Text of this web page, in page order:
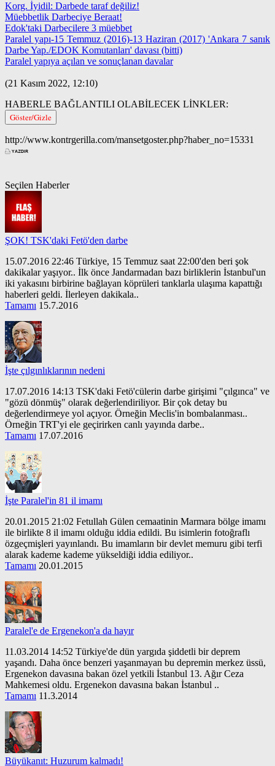
Korg. İyidil: Darbede taraf değiliz!
Müebbetlik Darbeciye Beraat!
Edok'taki Darbecilere 3 müebbet
Paralel yapı-15 Temmuz (2016)-13 Haziran (2017) 'Ankara 7 sanık
Darbe Yap./EDOK Komutanları' davası (bitti)
Paralel yapıya açılan ve sonuçlanan davalar
(21 Kasım 2022, 12:10)
HABERLE BAĞLANTILI OLABİLECEK LİNKLER:
Göster/Gizle
http://www.kontrgerilla.com/mansetgoster.php?haber_no=15331
Seçilen Haberler
ŞOK! TSK'daki Fetö'den darbe
15.07.2016 22:46 Türkiye, 15 Temmuz saat 22:00'den beri şok
dakikalar yaşıyor.. İlk önce Jandarmadan bazı birliklerin İstanbul'un
iki yakasını birbirine bağlayan köprüleri tanklarla ulaşıma kapattığı
haberleri geldi. İlerleyen dakikala..
Tamamı 15.7.2016
İşte çılgınlıklarının nedeni
17.07.2016 14:13 TSK'daki Fetö'cülerin darbe girişimi "çılgınca" ve
"gözü dönmüş" olarak değerlendiriliyor. Bir çok detay bu
değerlendirmeye yol açıyor. Örneğin Meclis'in bombalanması..
Örneğin TRT'yi ele geçirirken canlı yayında darbe..
Tamamı 17.07.2016
İşte Paralel'in 81 il imamı
20.01.2015 21:02 Fetullah Gülen cemaatinin Marmara bölge imamı
ile birlikte 8 il imamı olduğu iddia edildi. Bu isimlerin fotoğraflı
özgeçmişleri yayınlandı. Bu imamların bir devlet memuru gibi terfi
alarak kademe kademe yükseldiği iddia ediliyor..
Tamamı 20.01.2015
Paralel'e de Ergenekon'a da hayır
11.03.2014 14:52 Türkiye'de dün yargıda şiddetli bir deprem
yaşandı. Daha önce benzeri yaşanmayan bu depremin merkez üssü,
Ergenekon davasına bakan özel yetkili İstanbul 13. Ağır Ceza
Mahkemesi oldu. Ergenekon davasına bakan İstanbul ..
Tamamı 11.3.2014
Büyükanıt: Huzurum kalmadı!